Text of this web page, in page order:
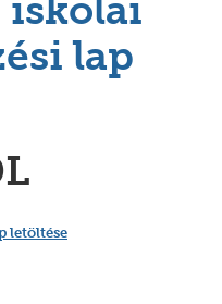
iskolai
lap
letöltése